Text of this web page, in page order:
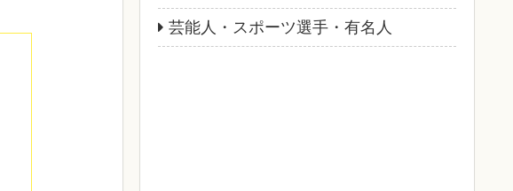
芸能人・スポーツ選手・有名人